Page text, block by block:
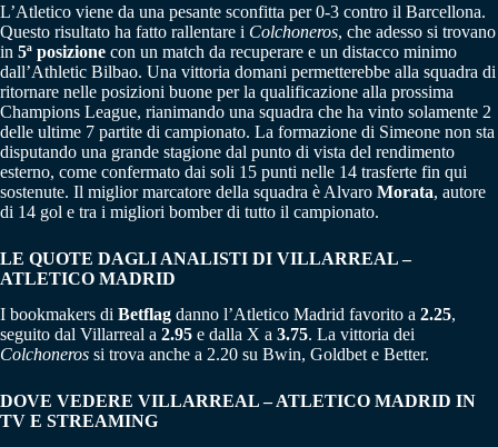
L’Atletico viene da una pesante sconfitta per 0-3 contro il Barcellona.
Questo risultato ha fatto rallentare i Colchoneros, che adesso si trovano
in 5ª posizione con un match da recuperare e un distacco minimo
dall’Athletic Bilbao. Una vittoria domani permetterebbe alla squadra di
ritornare nelle posizioni buone per la qualificazione alla prossima
Champions League, rianimando una squadra che ha vinto solamente 2
delle ultime 7 partite di campionato. La formazione di Simeone non sta
disputando una grande stagione dal punto di vista del rendimento
esterno, come confermato dai soli 15 punti nelle 14 trasferte fin qui
sostenute. Il miglior marcatore della squadra è Alvaro Morata, autore
di 14 gol e tra i migliori bomber di tutto il campionato.
LE QUOTE DAGLI ANALISTI DI VILLARREAL –
ATLETICO MADRID
I bookmakers di Betflag danno l’Atletico Madrid favorito a 2.25,
seguito dal Villarreal a 2.95 e dalla X a 3.75. La vittoria dei
Colchoneros si trova anche a 2.20 su Bwin, Goldbet e Better.
DOVE VEDERE VILLARREAL – ATLETICO MADRID IN
TV E STREAMING